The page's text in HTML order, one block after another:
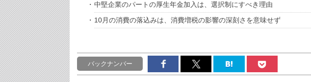
中堅企業のパートの厚生年金加入は、選択制にすべき理由
10月の消費の落込みは、消費増税の影響の深刻さを意味せず
バックナンバー